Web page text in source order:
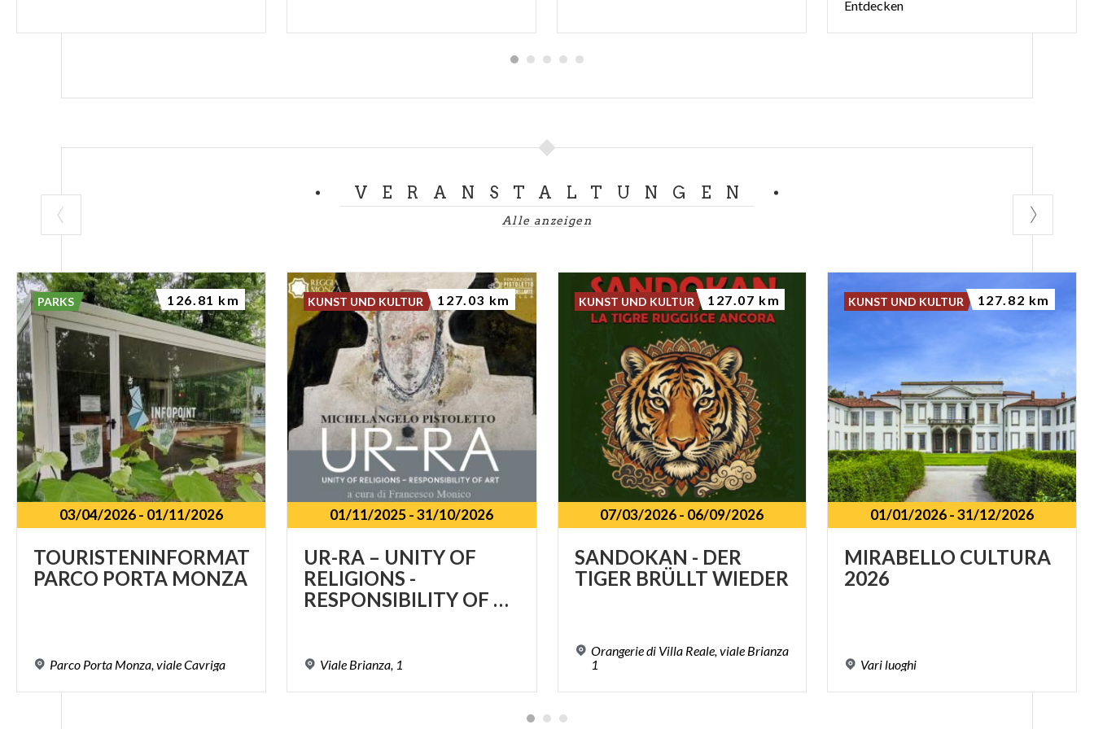
Entdecken
VERANSTALTUNGEN
Alle anzeigen
03/04/2026- 01/11/2026
TOURISTENINFORMATIONSPUNKT
PARCO PORTA MONZA
Parco Porta Monza,vialeCavriga
PARKS 126.81 km
01/11/2025-31/10/2026
UR-RA – UNITY OF
RELIGIONS -
RESPONSIBILITY OF ART
Viale Brianza, 1
KUNST UND KULTUR 127.03 km
07/03/2026- 06/09/2026
SANDOKAN - DER
TIGER BRÜLLT WIEDER
Orangerie di Villa Reale, viale Brianza
1
KUNST UND KULTUR 127.07 km
01/01/2026-31/12/2026
MIRABELLO CULTURA
2026
Variluoghi
KUNST UND KULTUR 127.82 km